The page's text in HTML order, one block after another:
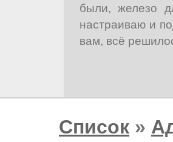
были, железо
настраиваю и
вам, всё
Список »